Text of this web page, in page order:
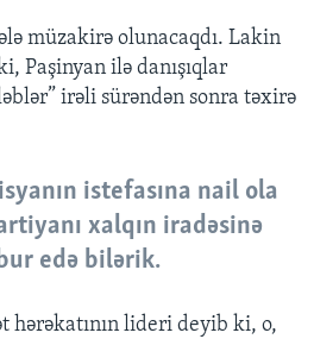
müzakirə olunacaqdı. Lakin
Paşinyan ilə danışıqlar
irəli sürəndən sonra təxirə
istefasına nail ola
xalqın iradəsinə
edə bilərik.
hərəkatının lideri deyib ki, o,